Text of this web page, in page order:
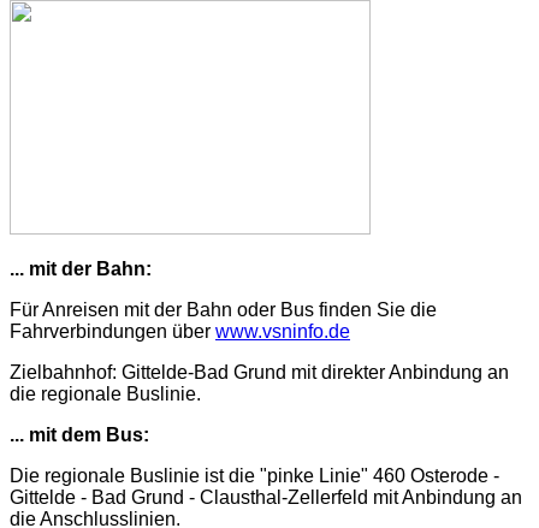
... mit der Bahn:
Für Anreisen mit der Bahn oder Bus finden Sie die
Fahrverbindungen über www.vsninfo.de
Zielbahnhof: Gittelde-Bad Grund mit direkter Anbindung an
die regionale Buslinie.
... mit dem Bus:
Die regionale Buslinie ist die "pinke Linie" 460 Osterode -
Gittelde - Bad Grund - Clausthal-Zellerfeld mit Anbindung an
die Anschlusslinien.